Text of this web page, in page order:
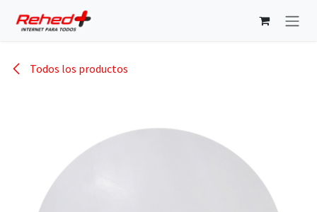
Todos los productos